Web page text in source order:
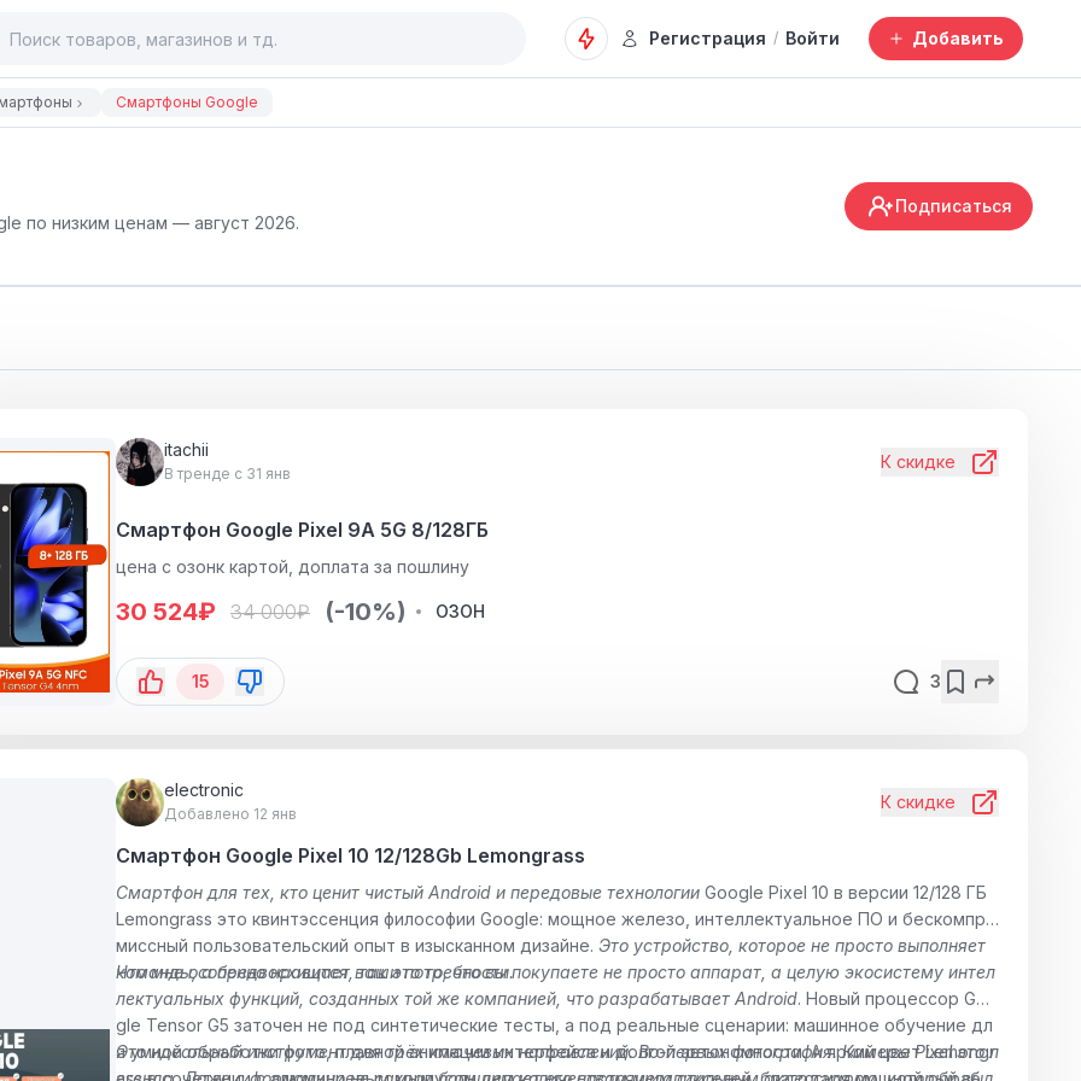
Регистрация / Войти Добавить
Смартфоны Google
по низким ценам — август 2026.
Подписаться
itachii
В тренде с 31 янв
К скидке
Смартфон Google Pixel 9A 5G 8/128ГБ
цена с озонк картой, доплата за пошлину
30 524₽ 34 000₽ (-10%) ОЗОН
15 3
electronic
Добавлено 12 янв
К скидке
Смартфон Google Pixel 10 12/128Gb Lemongrass
Смартфон для тех, кто ценит чистый Android и передовые технологии Google Pixel 10 в версии 12/128 ГБ
Lemongrass это квинтэссенция философии Google: мощное железо, интеллектуальное ПО и бескомпро
миссный пользовательский опыт в изысканном дизайне. Это устройство, которое не просто выполняет
команды, а предвосхищает ваши потребности.
Что мне особенно нравится, так это то, что вы покупаете не просто аппарат, а целую экосистему интел
лектуальных функций, созданных той же компанией, что разрабатывает Android. Новый процессор Goo
gle Tensor G5 заточен не под синтетические тесты, а под реальные сценарии: машинное обучение дл
я умной обработки фото, плавной анимации интерфейса и долгой автономности. А яркий цвет Lemongr
Это идеальный инструмент для трёх ключевых направлений. Во-первых фотография. Камеры Pixel это л